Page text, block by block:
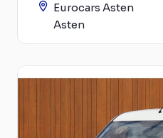
Eurocars Asten
Asten